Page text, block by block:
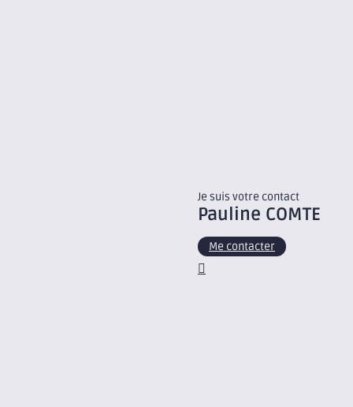
Je suis votre contact
Pauline COMTE
Me contacter